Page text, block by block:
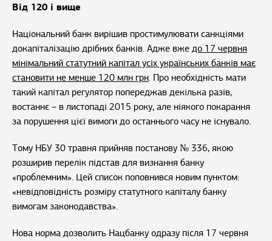
Від 120 і вище
Національний банк вирішив простимулювати санкціями
докапіталізацію дрібних банків. Адже вже до 17 червня
мінімальний статутний капітал усіх українських банків має
становити не менше 120 млн грн. Про необхідність мати
такий капітал регулятор попереджав декілька разів,
востаннє – в листопаді 2015 року, але ніякого покарання
за порушення цієї вимоги до останнього часу не існувало.
Тому НБУ 30 травня прийняв постанову № 336, якою
розширив перелік підстав для визнання банку
«проблемним». Цей список поповнився новим пунктом:
«невідповідність розміру статутного капіталу банку
вимогам законодавства».
Нова норма дозволить Нацбанку одразу після 17 червня